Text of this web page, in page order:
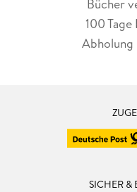
Bücher
100
Abholung
SICHER &